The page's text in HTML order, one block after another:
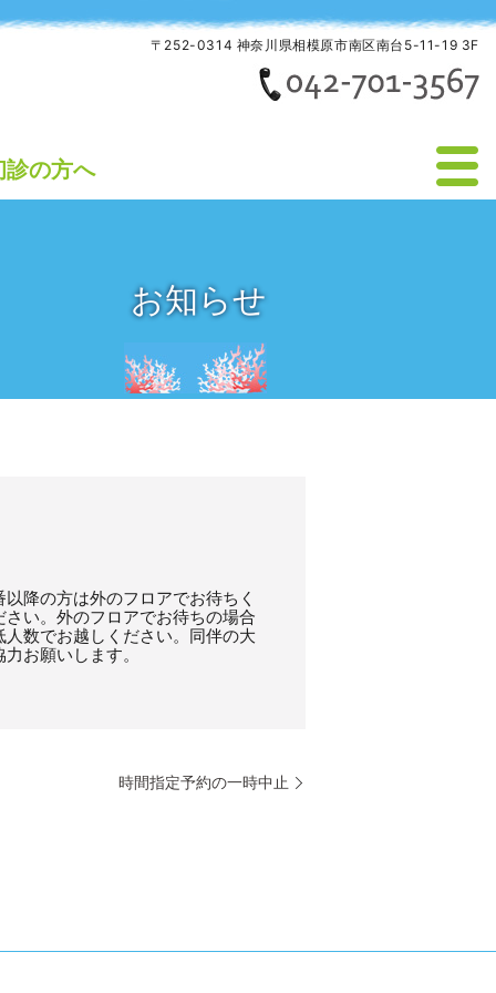
〒252-0314 神奈川県相模原市南区南台5-11-19 3F
診の方へ
お知らせ
降の方は外のフロアでお待ちく
い。外のフロアでお待ちの場合
数でお越しください。同伴の大
お願いします。
時間指定予約の一時中止